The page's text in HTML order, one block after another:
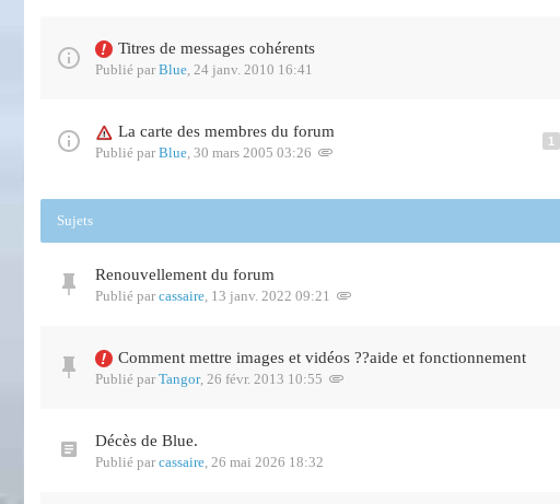
Titres de messages cohérents
Publié par Blue, 24 janv. 2010 16:41
La carte des membres du forum
Publié par Blue, 30 mars 2005 03:26
1
Sujets
Renouvellement du forum
Publié par cassaire, 13 janv. 2022 09:21
Comment mettre images et vidéos ??aide et fonctionnement
Publié par Tangor, 26 févr. 2013 10:55
Décès de Blue.
Publié par cassaire, 26 mai 2026 18:32